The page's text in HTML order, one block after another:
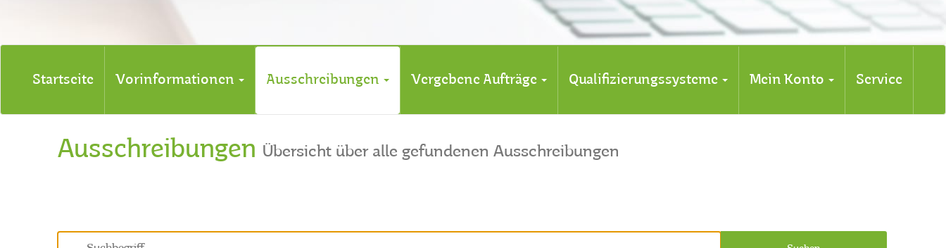
Startseite Vorinformationen Ausschreibungen Vergebene Aufträge Qualifizierungssysteme Mein Konto Service
Ausschreibungen Übersicht über alle gefundenen Ausschreibungen